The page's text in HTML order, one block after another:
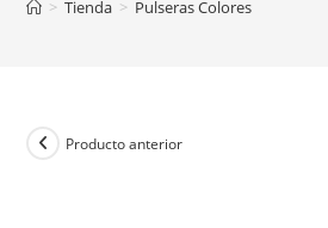
> Tienda > Pulseras Colores
Producto anterior